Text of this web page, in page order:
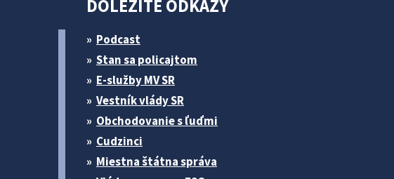
DÔLEŽITÉ ODKAZY
Podcast
Stan sa policajtom
E-služby MV SR
Vestník vlády SR
Obchodovanie s ľuďmi
Cudzinci
Miestna štátna správa